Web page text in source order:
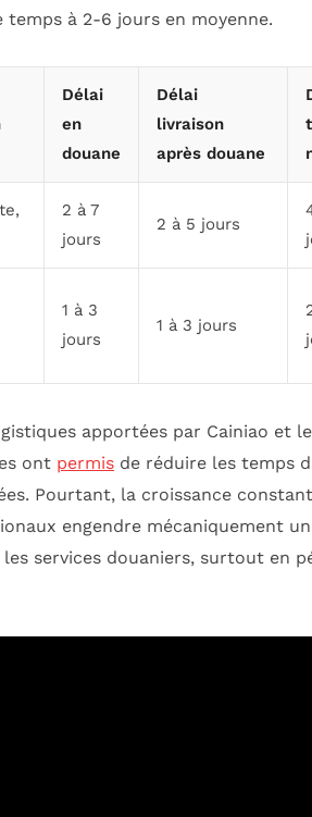
temps à 2-6 jours en moyenne.
Délai
en
douane
Délai
livraison
après douane
2 à 7
jours
2 à 5 jours
1 à 3
jours
1 à 3 jours
apportées par Cainiao et
ont permis de réduire les temps
Pourtant, la croissance
engendre mécaniquement
services douaniers, surtout en